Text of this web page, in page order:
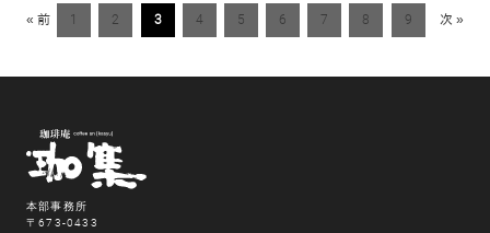
« 前 1 2 3 4 5 6 7 8 9 次 »
本部事務所
〒673-0433